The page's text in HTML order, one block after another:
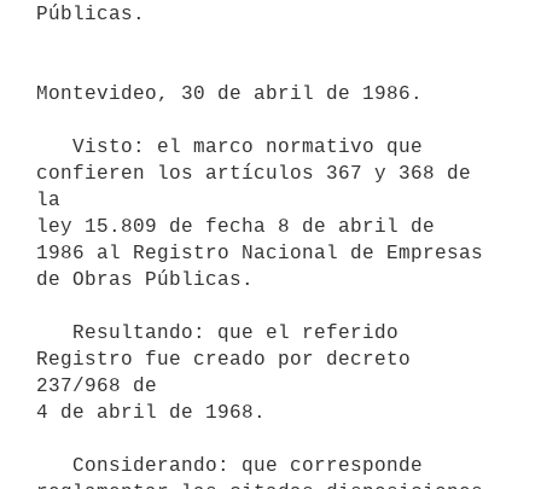
Públicas.
Montevideo, 30 de abril de 1986.
confieren los artículos 367 y 368 de
la
ley 15.809 de fecha 8 de abril de
1986 al Registro Nacional de Empresas
de Obras Públicas.
Registro fue creado por decreto
237/968 de
4 de abril de 1968.